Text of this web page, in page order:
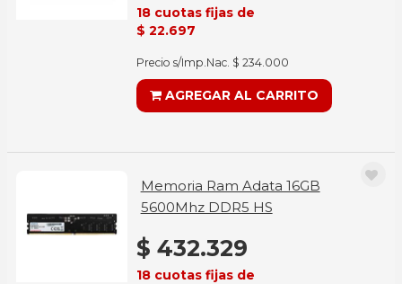
18 cuotas fijas de
$ 22.697
Precio s/Imp.Nac. $ 234.000
AGREGAR AL CARRITO
Memoria Ram Adata 16GB
5600Mhz DDR5 HS
$ 432.329
18 cuotas fijas de